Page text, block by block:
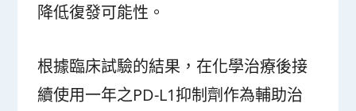
降低復發可能性。
根據臨床試驗的結果，在化學治療後接
續使用一年之PD-L1抑制劑作為輔助治